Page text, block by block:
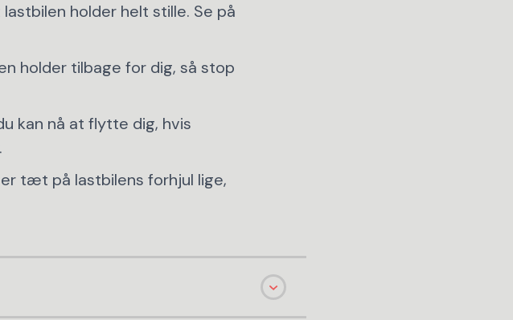
holder helt stille. Se på
holder tilbage for dig, så stop
kan nå at flytte dig, hvis
tæt på lastbilens forhjul lige,